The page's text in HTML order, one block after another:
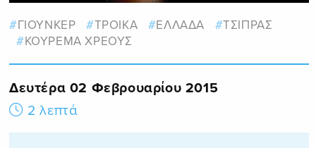
ΓΙΟΥΝΚΕΡ ΤΡΟΙΚΑ ΕΛΛΑΔΑ
ΤΣΙΠΡΑΣ
ΚΟΥΡΕΜΑ ΧΡΕΟΥΣ
Δευτέρα 02 Φεβρουαρίου 2015
2 λεπτά